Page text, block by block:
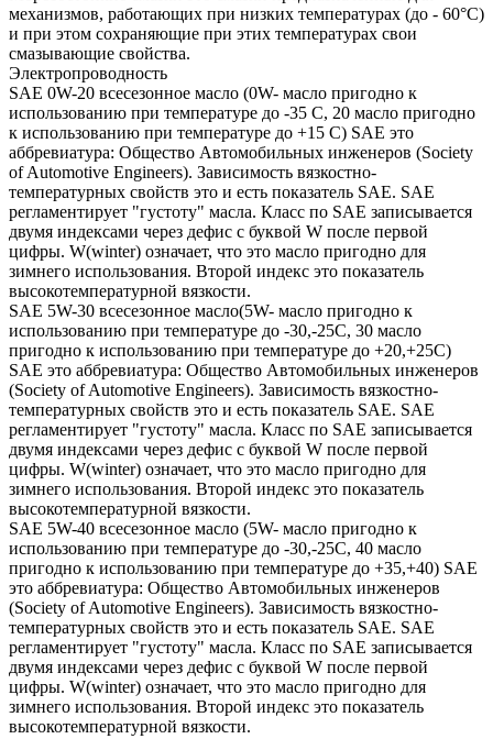
механизмов, работающих при низких температурах (до - 60°С)
и при этом сохраняющие при этих температурах свои
смазывающие свойства.
Электропроводность
SAE 0W-20 всесезонное масло (0W- масло пригодно к
использованию при температуре до -35 С, 20 масло пригодно
к использованию при температуре до +15 С) SAE это
аббревиатура: Общество Автомобильных инженеров (Society
of Automotive Engineers). Зависимость вязкостно-
температурных свойств это и есть показатель SAE. SAE
регламентирует "густоту" масла. Класс по SAE записывается
двумя индексами через дефис с буквой W после первой
цифры. W(winter) означает, что это масло пригодно для
зимнего использования. Второй индекс это показатель
высокотемпературной вязкости.
SAE 5W-30 всесезонное масло(5W- масло пригодно к
использованию при температуре до -30,-25С, 30 масло
пригодно к использованию при температуре до +20,+25С)
SAE это аббревиатура: Общество Автомобильных инженеров
(Society of Automotive Engineers). Зависимость вязкостно-
температурных свойств это и есть показатель SAE. SAE
регламентирует "густоту" масла. Класс по SAE записывается
двумя индексами через дефис с буквой W после первой
цифры. W(winter) означает, что это масло пригодно для
зимнего использования. Второй индекс это показатель
высокотемпературной вязкости.
SAE 5W-40 всесезонное масло (5W- масло пригодно к
использованию при температуре до -30,-25С, 40 масло
пригодно к использованию при температуре до +35,+40) SAE
это аббревиатура: Общество Автомобильных инженеров
(Society of Automotive Engineers). Зависимость вязкостно-
температурных свойств это и есть показатель SAE. SAE
регламентирует "густоту" масла. Класс по SAE записывается
двумя индексами через дефис с буквой W после первой
цифры. W(winter) означает, что это масло пригодно для
зимнего использования. Второй индекс это показатель
высокотемпературной вязкости.